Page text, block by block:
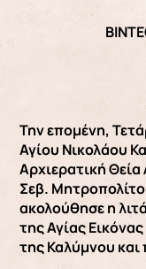
Την επομένη,
Αγίου Νικολάου
Αρχιερατική
Σεβ.
ακολούθησε η
της Αγίας
της Καλύμνου